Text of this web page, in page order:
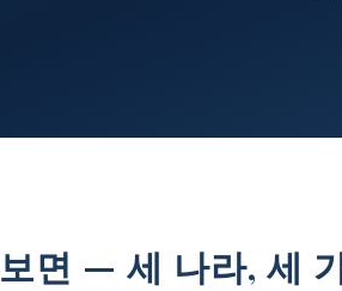
면 — 세 나라, 세